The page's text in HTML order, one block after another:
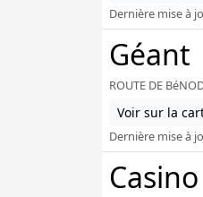
Dernière mise à
Géant
ROUTE DE
Voir sur la
Dernière mise à
Casino